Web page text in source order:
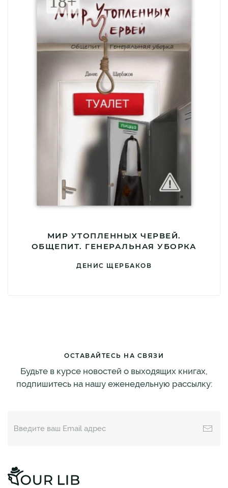
МИР УТОПЛЕННЫХ ЧЕРВЕЙ.
ОБЩЕПИТ. ГЕНЕРАЛЬНАЯ УБОРКА
ДЕНИС ЩЕРБАКОВ
ОСТАВАЙТЕСЬ НА СВЯЗИ
Будьте в курсе новостей о выходящих книгах,
подпишитесь на нашу еженедельную рассылку: